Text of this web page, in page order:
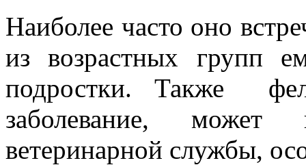
Наиболее часто оно
из возрастных групп
подростки. Также
заболевание, может
ветеринарной службы,